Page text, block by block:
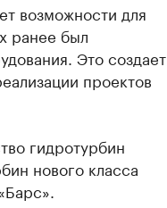
возможности для
ранее был
Это создает
проектов
гидротурбин
нового класса